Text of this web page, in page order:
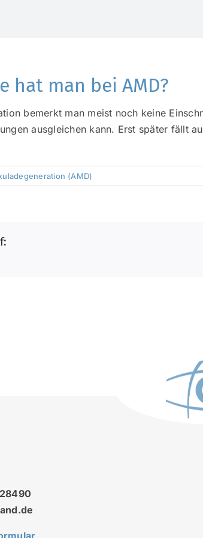
hat man bei AMD?
bemerkt man meist noch keine
ausgleichen kann. Erst später fällt
(AMD)